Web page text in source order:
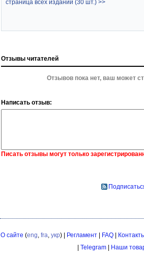
страница всех изданий (30 шт.) >>
Отзывы читателей
Отзывов пока нет, ваш может
Написать отзыв:
Писать отзывы могут только
О сайте (eng, fra, укр) | Регламент| FAQ|
Telegram Наши